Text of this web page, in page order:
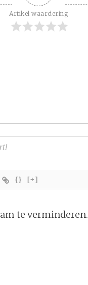
Artikel waardering
{} [+]
te verminderen.